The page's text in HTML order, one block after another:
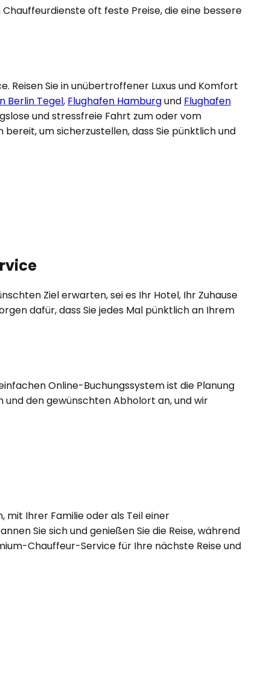
oft feste Preise, die eine bessere
Reisen Sie in unübertroffener Luxus und Komfort
Berlin Tegel, Flughafen Hamburgund Flughafen
und stressfreie Fahrt zum oder vom
um sicherzustellen, dass Sie pünktlich und
Ziel erwarten, sei es Ihr Hotel, Ihr Zuhause
dafür, dass Sie jedes Mal pünktlich an Ihrem
Online-Buchungssystem ist die Planung
und den gewünschten Abholort an, und wir
mit Ihrer Familie oder als Teil einer
Sie sich und genießen Sie die Reise, während
Chauffeur-Service für Ihre nächste Reise und